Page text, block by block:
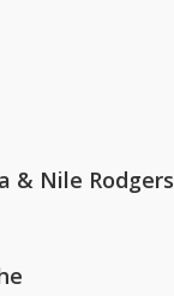
& Nile Rodgers